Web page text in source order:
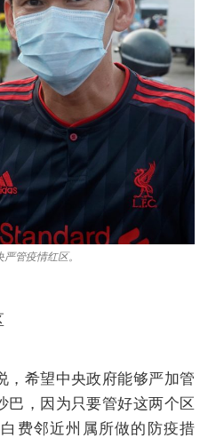
管疫情红区。
，希望中央政府能够严加管
巴，因为只要管好这两个区
费邻近州属所做的防疫措